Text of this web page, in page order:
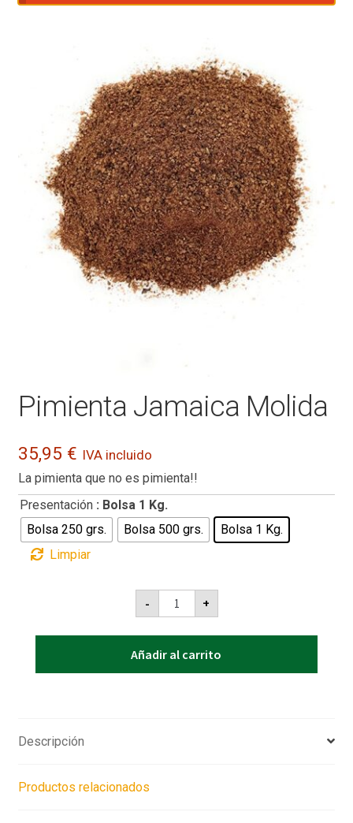
Pimienta Jamaica Molida
35,95 € IVA incluido
La pimienta que no es pimienta!!
Presentación : Bolsa 1 Kg.
Bolsa 250 grs.
Bolsa 500 grs.
Bolsa 1 Kg.
Limpiar
-
Pimienta
Jamaica
Molida
cantidad
+
Añadir al carrito
Descripción
Productos relacionados